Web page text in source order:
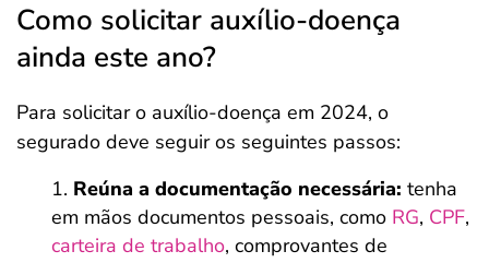
Como solicitar auxílio-doença
ainda este ano?
Para solicitar o auxílio-doença em 2024, o
segurado deve seguir os seguintes passos:
Reúna a documentação necessária: tenha
em mãos documentos pessoais, como RG, CPF,
carteira de trabalho, comprovantes de